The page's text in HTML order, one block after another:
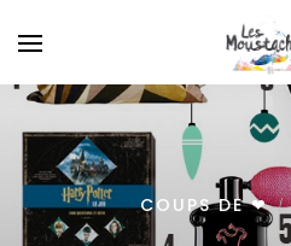
COUPS DE ❤ /